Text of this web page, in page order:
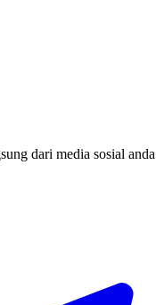
dari media sosial anda